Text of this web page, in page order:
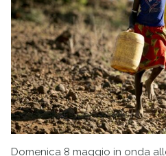
Domenica 8 maggio in onda